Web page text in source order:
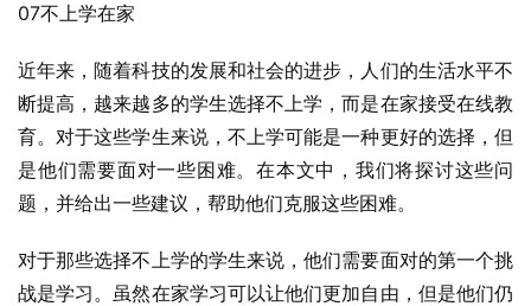
07不上学在家
近年来，随着科技的发展和社会的进步，人们的生活水平不
断提高，越来越多的学生选择不上学，而是在家接受在线教
育。对于这些学生来说，不上学可能是一种更好的选择，但
是他们需要面对一些困难。在本文中，我们将探讨这些问
题，并给出一些建议，帮助他们克服这些困难。
对于那些选择不上学的学生来说，他们需要面对的第一个挑
战是学习。虽然在家学习可以让他们更加自由，但是他们仍